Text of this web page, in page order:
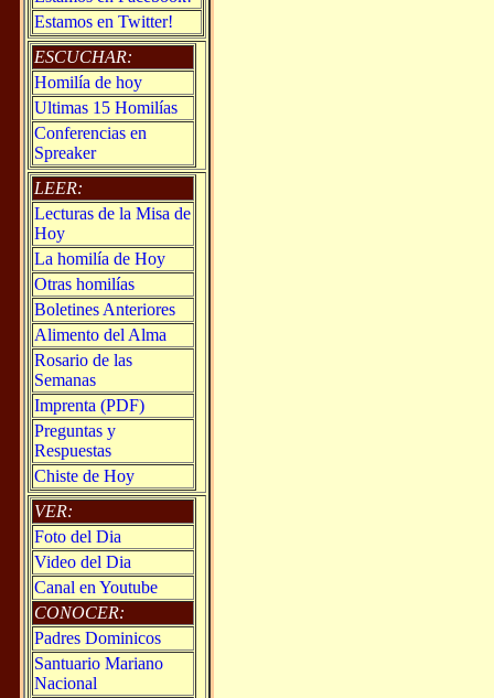
Estamos en Twitter!
ESCUCHAR:
Homilía de hoy
Ultimas 15 Homilías
Conferencias en
Spreaker
LEER:
Lecturas de la Misa de
Hoy
La homilía de Hoy
Otras homilías
Boletines Anteriores
Alimento del Alma
Rosario de las
Semanas
Imprenta (PDF)
Preguntas y
Respuestas
Chiste de Hoy
VER:
Foto del Dia
Video del Dia
Canal en Youtube
CONOCER:
Padres Dominicos
Santuario Mariano
Nacional